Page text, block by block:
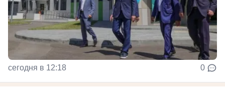
сегодня в 12:18 0